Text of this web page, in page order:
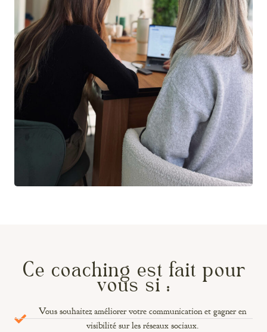
Ce coaching est fait pour
vous si :
Vous souhaitez améliorer votre communication et gagner en
visibilité sur les réseaux sociaux.